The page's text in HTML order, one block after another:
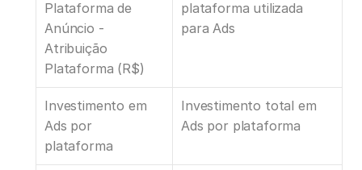
Plataforma de
Anúncio -
Atribuição
Plataforma (R$)
plataforma utilizada
para Ads
Investimento em
Ads por
plataforma
Investimento total em
Ads por plataforma